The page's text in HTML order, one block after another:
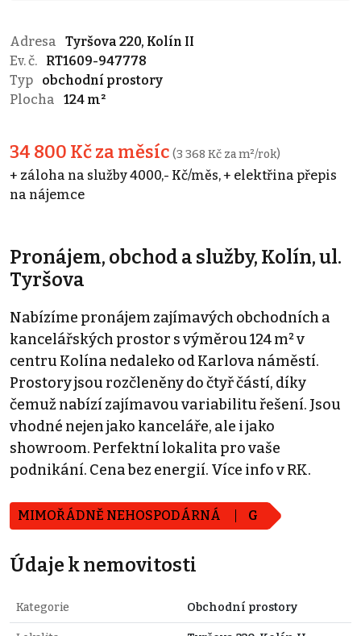
Adresa
Tyršova 220, Kolín II
Ev. č.
RT1609-947778
Typ
obchodní prostory
Plocha
124 m²
34 800 Kč za měsíc (3 368 Kč za m²/rok)
+ záloha na služby 4000,- Kč/měs, + elektřina přepis
na nájemce
Pronájem, obchod a služby, Kolín, ul.
Tyršova
Nabízíme pronájem zajímavých obchodních a
kancelářských prostor s výměrou 124 m² v
centru Kolína nedaleko od Karlova náměstí.
Prostory jsou rozčleněny do čtyř částí, díky
čemuž nabízí zajímavou variabilitu řešení. Jsou
vhodné nejen jako kanceláře, ale i jako
showroom. Perfektní lokalita pro vaše
podnikání. Cena bez energií. Více info v RK.
MIMOŘÁDNĚ NEHOSPODÁRNÁ G
Údaje k nemovitosti
Kategorie Obchodní prostory